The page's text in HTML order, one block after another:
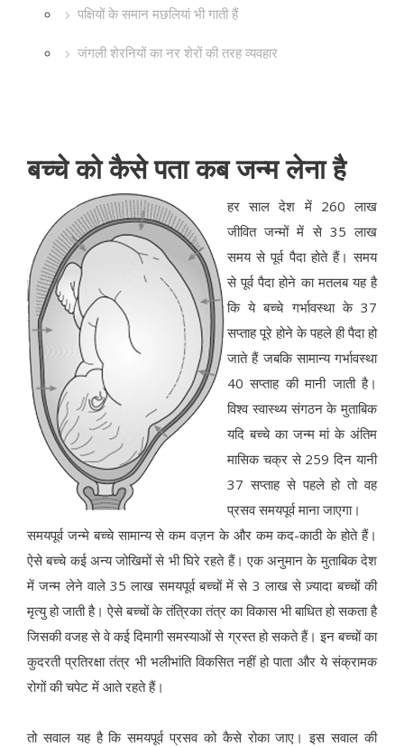
पक्षियों के समान मछलियां भी गाती हैं
जंगली शेरनियों का नर शेरों की तरह व्यवहार
बच्चे को कैसे पता कब जन्म लेना है
हर साल देश में 260 लाख
जीवित जन्मों में से 35 लाख
समय से पूर्व पैदा होते हैं। समय
से पूर्व पैदा होने का मतलब यह है
कि ये बच्चे गर्भावस्था के 37
सप्ताह पूरे होने के पहले ही पैदा हो
जाते हैं जबकि सामान्य गर्भावस्था
40 सप्ताह की मानी जाती है।
विश्व स्वास्थ्य संगठन के मुताबिक
यदि बच्चे का जन्म मां के अंतिम
मासिक चक्र से 259 दिन यानी
37 सप्ताह से पहले हो तो वह
प्रसव समयपूर्व माना जाएगा।
समयपूर्व जन्मे बच्चे सामान्य से कम वज़न के और कम कद-काठी के होते हैं।
ऐसे बच्चे कई अन्य जोखिमों से भी घिरे रहते हैं। एक अनुमान के मुताबिक देश
में जन्म लेने वाले 35 लाख समयपूर्व बच्चों में से 3 लाख से ज़्यादा बच्चों की
मृत्यु हो जाती है। ऐसे बच्चों के तंत्रिका तंत्र का विकास भी बाधित हो सकता है
जिसकी वजह से वे कई दिमागी समस्याओं से ग्रस्त हो सकते हैं। इन बच्चों का
कुदरती प्रतिरक्षा तंत्र भी भलीभांति विकसित नहीं हो पाता और ये संक्रामक
रोगों की चपेट में आते रहते हैं।
तो सवाल यह है कि समयपूर्व प्रसव को कैसे रोका जाए। इस सवाल की